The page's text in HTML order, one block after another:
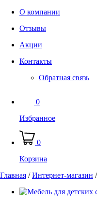
О компании
Отзывы
Акции
Контакты
Обратная связь
0
Избранное
0
Корзина
Главная /Интернет-магазин /